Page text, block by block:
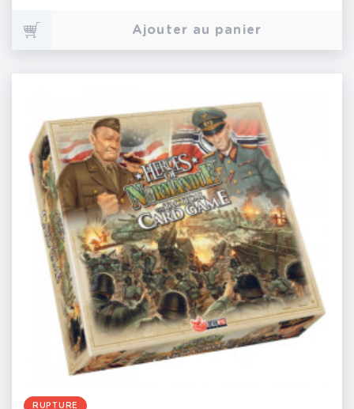
Ajouter au panier
RUPTURE